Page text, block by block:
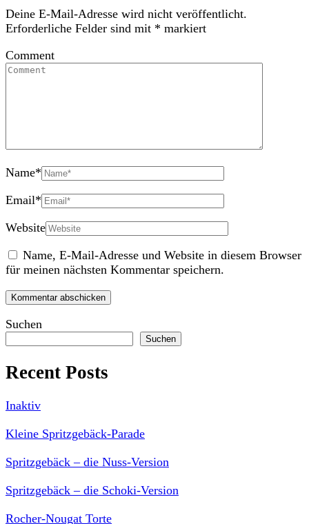
Deine E-Mail-Adresse wird nicht veröffentlicht.
Erforderliche Felder sind mit * markiert
Comment
Name*
Email*
Website
Name, E-Mail-Adresse und Website in diesem Browser
für meinen nächsten Kommentar speichern.
Suchen
Suchen
Recent Posts
Inaktiv
Kleine Spritzgebäck-Parade
Spritzgebäck – die Nuss-Version
Spritzgebäck – die Schoki-Version
Rocher-Nougat Torte